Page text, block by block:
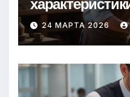
24 МАРТА 2026